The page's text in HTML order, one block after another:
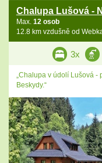
Chalupa Lušová -
Max. 12 osob
12.8 km vzdušně od
3x
„Chalupa v údolí Lušová -
Beskydy.“